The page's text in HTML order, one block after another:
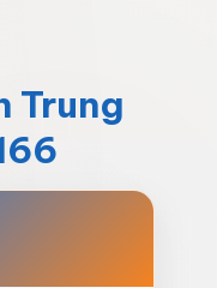
Trung